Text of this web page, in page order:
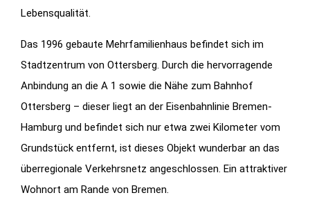
Lebensqualität.
Das 1996 gebaute Mehrfamilienhaus befindet sich im
Stadtzentrum von Ottersberg. Durch die hervorragende
Anbindung an die A 1 sowie die Nähe zum Bahnhof
Ottersberg – dieser liegt an der Eisenbahnlinie Bremen-
Hamburg und befindet sich nur etwa zwei Kilometer vom
Grundstück entfernt, ist dieses Objekt wunderbar an das
überregionale Verkehrsnetz angeschlossen. Ein attraktiver
Wohnort am Rande von Bremen.